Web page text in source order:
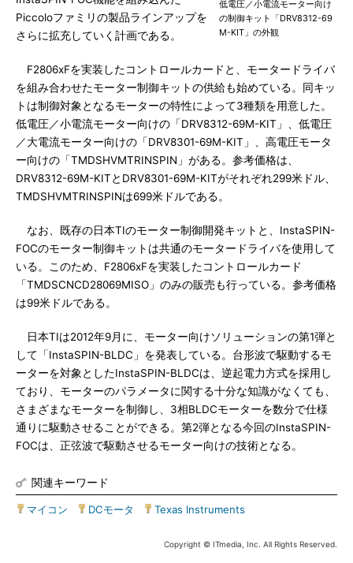
低電圧／小電流モーター向け
の制御キット「DRV8312-69
M-KIT」の外観
Piccoloファミリの製品ラインアップを
さらに拡充していく計画である。
F2806xFを実装したコントロールカードと、モータードライバ
を組み合わせたモーター制御キットの供給も始めている。同キッ
トは制御対象となるモーターの特性によって3種類を用意した。
低電圧／小電流モーター向けの「DRV8312-69M-KIT」、低電圧
／大電流モーター向けの「DRV8301-69M-KIT」、高電圧モータ
ー向けの「TMDSHVMTRINSPIN」がある。参考価格は、
DRV8312-69M-KITとDRV8301-69M-KITがそれぞれ299米ドル、
TMDSHVMTRINSPINは699米ドルである。
なお、既存の日本TIのモーター制御開発キットと、InstaSPIN-
FOCのモーター制御キットは共通のモータードライバを使用して
いる。このため、F2806xFを実装したコントロールカード
「TMDSCNCD28069MISO」のみの販売も行っている。参考価格
は99米ドルである。
日本TIは2012年9月に、モーター向けソリューションの第1弾と
して「InstaSPIN-BLDC」を発表している。台形波で駆動するモ
ーターを対象としたInstaSPIN-BLDCは、逆起電力方式を採用し
ており、モーターのパラメータに関する十分な知識がなくても、
さまざまなモーターを制御し、3相BLDCモーターを数分で仕様
通りに駆動させることができる。第2弾となる今回のInstaSPIN-
FOCは、正弦波で駆動させるモーター向けの技術となる。
関連キーワード
マイコン DCモータ Texas Instruments
Copyright © ITmedia, Inc. All Rights Reserved.